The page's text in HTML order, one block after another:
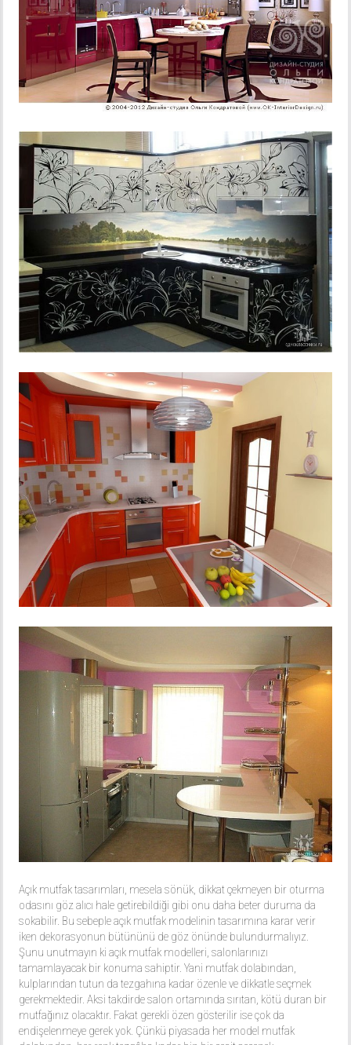
Açık mutfak tasarımları, mesela sönük, dikkat çekmeyen bir oturma
odasını göz alıcı hale getirebildiği gibi onu daha beter duruma da
sokabilir. Bu sebeple açık mutfak modelinin tasarımına karar verir
iken dekorasyonun bütününü de göz önünde bulundurmalıyız.
Şunu unutmayın ki açık mutfak modelleri, salonlarınızı
tamamlayacak bir konuma sahiptir. Yani mutfak dolabından,
kulplarından tutun da tezgahına kadar özenle ve dikkatle seçmek
gerekmektedir. Aksi takdirde salon ortamında sırıtan, kötü duran bir
mutfağınız olacaktır. Fakat gerekli özen gösterilir ise çok da
endişelenmeye gerek yok. Çünkü piyasada her model mutfak